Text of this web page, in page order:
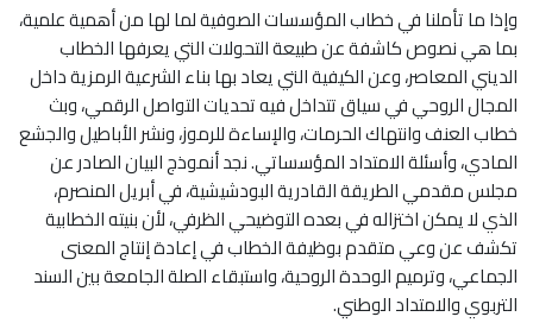
وإذا ما تأملنا في خطاب المؤسسات الصوفية لما لها من أهمية علمية،
بما هي نصوص كاشفة عن طبيعة التحولات التي يعرفها الخطاب
الديني المعاصر، وعن الكيفية التي يعاد بها بناء الشرعية الرمزية داخل
المجال الروحي في سياق تتداخل فيه تحديات التواصل الرقمي، وبث
خطاب العنف وانتهاك الحرمات، والإساءة للرموز، ونشر الأباطيل والجشع
المادي، وأسئلة الامتداد المؤسساتي. نجد أنموذج البيان الصادر عن
مجلس مقدمي الطريقة القادرية البودشيشية، في أبريل المنصرم،
الذي لا يمكن اختزاله في بعده التوضيحي الظرفي، لأن بنيته الخطابية
تكشف عن وعي متقدم بوظيفة الخطاب في إعادة إنتاج المعنى
الجماعي، وترميم الوحدة الروحية، واستبقاء الصلة الجامعة بين السند
التربوي والامتداد الوطني.